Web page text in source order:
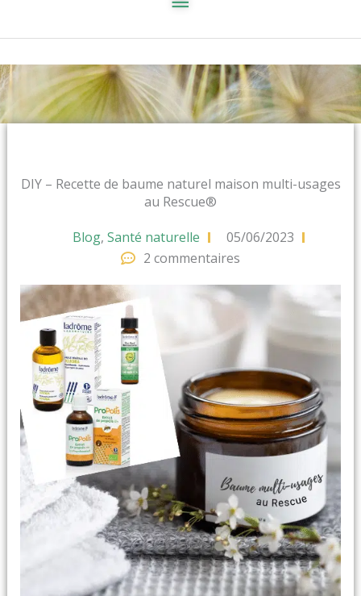
DIY – Recette de baume naturel maison multi-usages
au Rescue®
Blog, Santé naturelle
05/06/2023
2 commentaires